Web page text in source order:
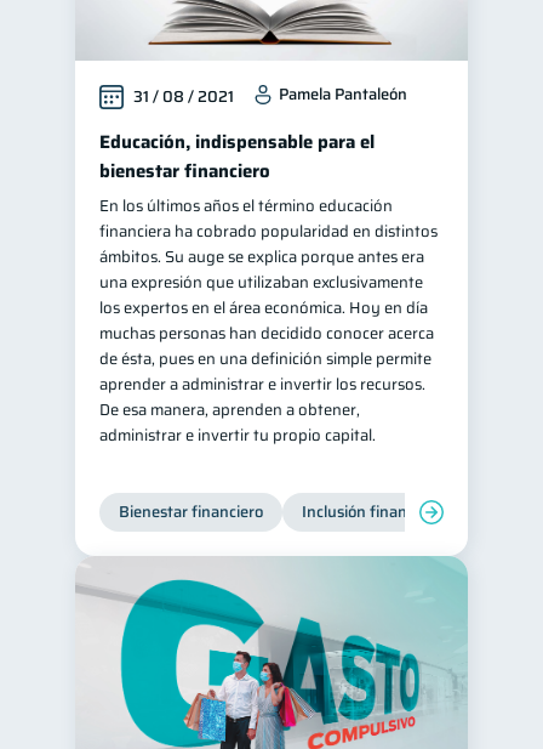
31 / 08 / 2021 Pamela Pantaleón
Educación, indispensable para el
bienestar financiero
En los últimos años el término educación
financiera ha cobrado popularidad en distintos
ámbitos. Su auge se explica porque antes era
una expresión que utilizaban exclusivamente
los expertos en el área económica. Hoy en día
muchas personas han decidido conocer acerca
de ésta, pues en una definición simple permite
aprender a administrar e invertir los recursos.
De esa manera, aprenden a obtener,
administrar e invertir tu propio capital.
Bienestar financiero Inclusión financiera